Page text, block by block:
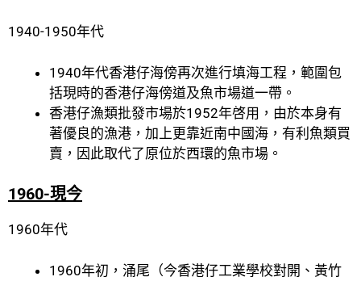
1940-1950年代
1940年代香港仔海傍再次進行填海工程，範圍包
括現時的香港仔海傍道及魚市場道一帶。
香港仔漁類批發市場於1952年啓用，由於本身有
著優良的漁港，加上更靠近南中國海，有利魚類買
賣，因此取代了原位於西環的魚市場。
1960-現今
1960年代
1960年初，涌尾（今香港仔工業學校對開、黃竹